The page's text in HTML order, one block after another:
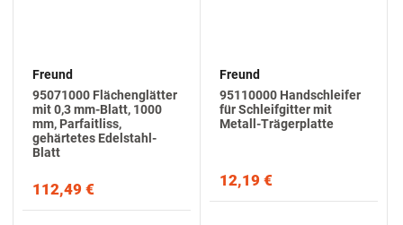
Freund
95071000 Flächenglätter
mit 0,3 mm-Blatt, 1000
mm, Parfaitliss,
gehärtetes Edelstahl-
Blatt
112,49 €
Freund
95110000 Handschleifer
für Schleifgitter mit
Metall-Trägerplatte
12,19 €